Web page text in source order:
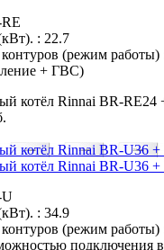
: 22.7
контуров (режим
+ ГВС)
котёл Rinnai BR-RE24
котёл Rinnai BR-U36
котёл Rinnai BR-U36
U
: 34.9
контуров (режим
подключения